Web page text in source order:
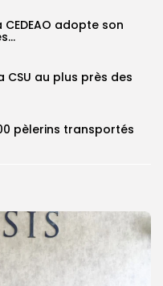
adopte son
CSU au plus près des
pèlerins transportés